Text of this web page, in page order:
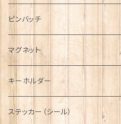
ハンチング帽
ディアストーカー
ニット帽
マフラー
タータン【Bronte by Moon】
タータン【Glencroft】
ボタンラップマフラー【Aran Traditions】
サッシュ
スカーフ
ファッションマスク
ペンダント
チャーム
その他のアクセサリー
ラブスプーン
ラブスプーン【SION LLEWELLYN】
ラブスプーン【PAUL CURTIS】
ファブリック
ティータオル
ペーパーナプキン
ティーコジー
その他テーブルウェア
ピンバッチ
ジェネラルデザイン
乗り物
動物＆植物
ミリタリー
NAVY
ピューター
マグネット
キーホルダー
ステッカー（シール）